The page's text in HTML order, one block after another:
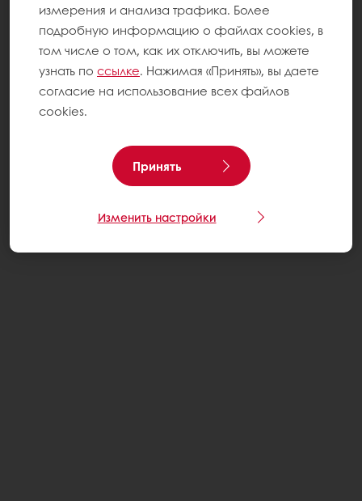
измерения и анализа трафика. Более
подробную информацию о файлах cookies, в
том числе о том, как их отключить, вы можете
узнать по ссылке. Нажимая «Принять», вы даете
согласие на использование всех файлов
cookies.
Принять
Изменить настройки